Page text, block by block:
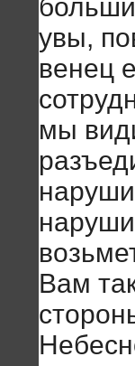
увы,
венец
мы
Вам